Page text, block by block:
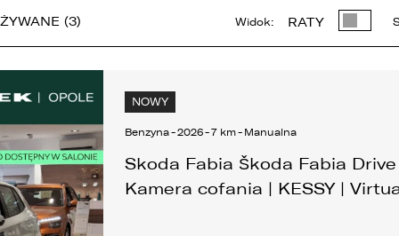
(3) Widok: RATY
NOWY
Benzyna-2026-7 km- Manualna
Skoda Fabia Škoda Fabia Drive
Kamera cofania | KESSY |